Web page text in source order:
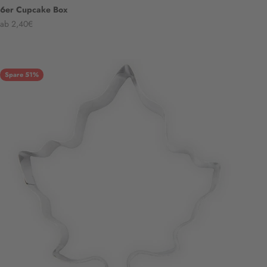
6er Cupcake Box
Angebot
ab 2,40€
Spare 51%